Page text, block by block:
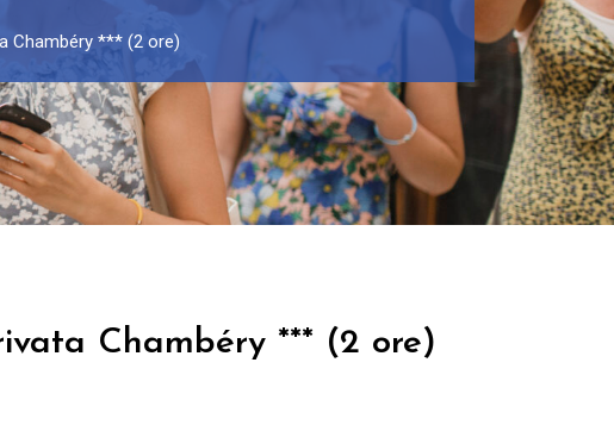
Chambéry *** (2 ore)
Chambéry *** (2 ore)